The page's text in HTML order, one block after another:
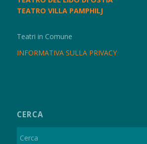
TEATRO VILLA PAMPHILJ
Teatri in Comune
INFORMATIVA SULLA PRIVACY
CERCA